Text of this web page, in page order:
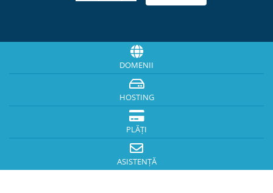
DOMENII
HOSTING
PLĂȚI
ASISTENȚĂ